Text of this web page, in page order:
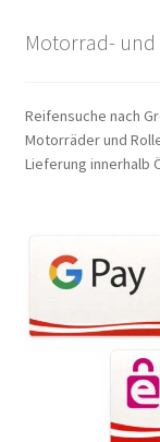
Motorrad-
Reifensuche nach
Motorräder und
Lieferung innerhalb